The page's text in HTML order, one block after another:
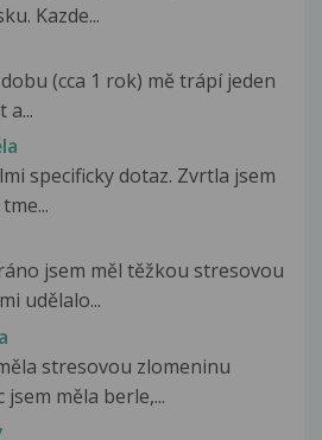
Kazde...
(cca 1 rok) mě trápí jeden
a...
specificky dotaz. Zvrtla jsem
jsem měl těžkou stresovou
udělalo...
stresovou zlomeninu
měla berle,...